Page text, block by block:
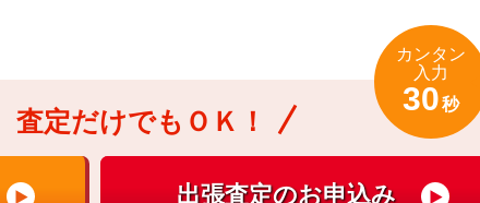
査定だけでもＯＫ！
カンタン
入力
30秒